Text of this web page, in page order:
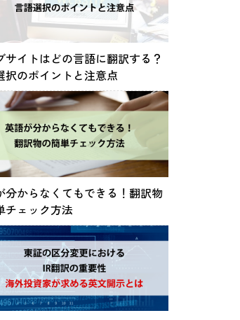
サイトはどの言語に翻訳する？
択のポイントと注意点
分からなくてもできる！翻訳物
チェック方法